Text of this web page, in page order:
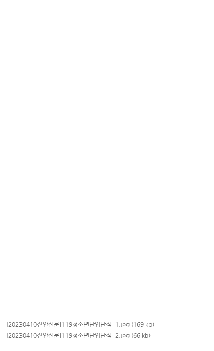
[20230410진안신문]119청소년단입단식_1.jpg (169 kb)
[20230410진안신문]119청소년단입단식_2.jpg (66 kb)